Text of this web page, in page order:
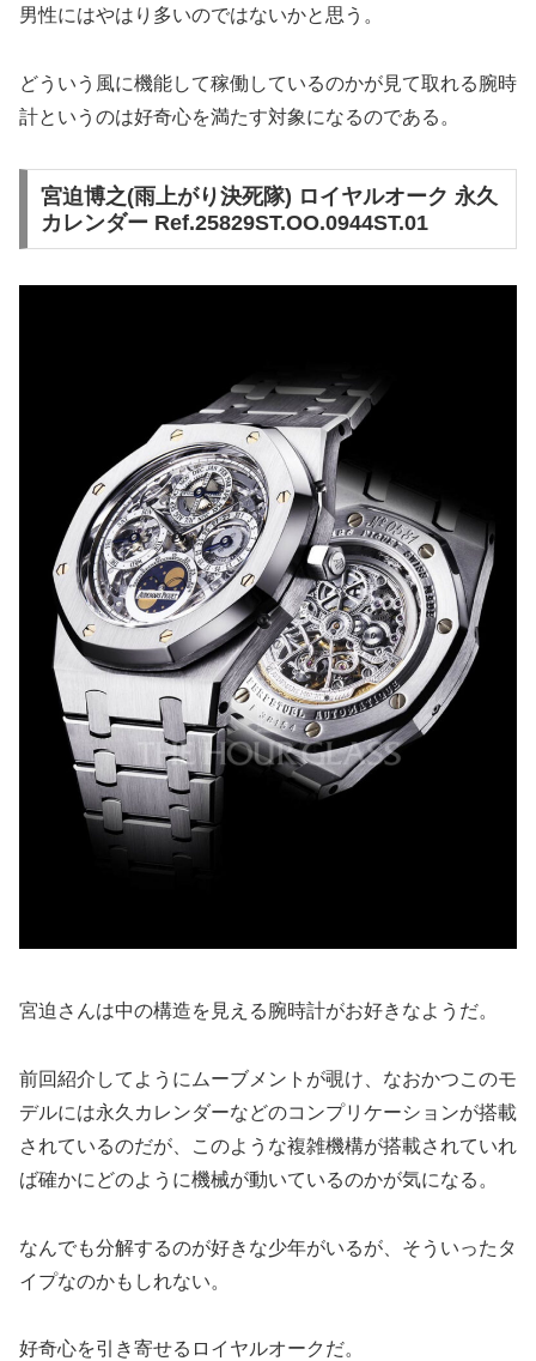
男性にはやはり多いのではないかと思う。
どういう風に機能して稼働しているのかが見て取れる腕時
計というのは好奇心を満たす対象になるのである。
宮迫博之(雨上がり決死隊) ロイヤルオーク 永久
カレンダー Ref.25829ST.OO.0944ST.01
宮迫さんは中の構造を見える腕時計がお好きなようだ。
前回紹介してようにムーブメントが覗け、なおかつこのモ
デルには永久カレンダーなどのコンプリケーションが搭載
されているのだが、このような複雑機構が搭載されていれ
ば確かにどのように機械が動いているのかが気になる。
なんでも分解するのが好きな少年がいるが、そういったタ
イプなのかもしれない。
好奇心を引き寄せるロイヤルオークだ。